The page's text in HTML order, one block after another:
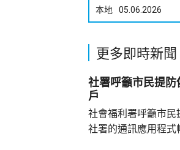
本地 05.06.2026
更多即時新聞
社署呼籲市民提
戶
社會福利署呼籲市民
社署的通訊應用程式